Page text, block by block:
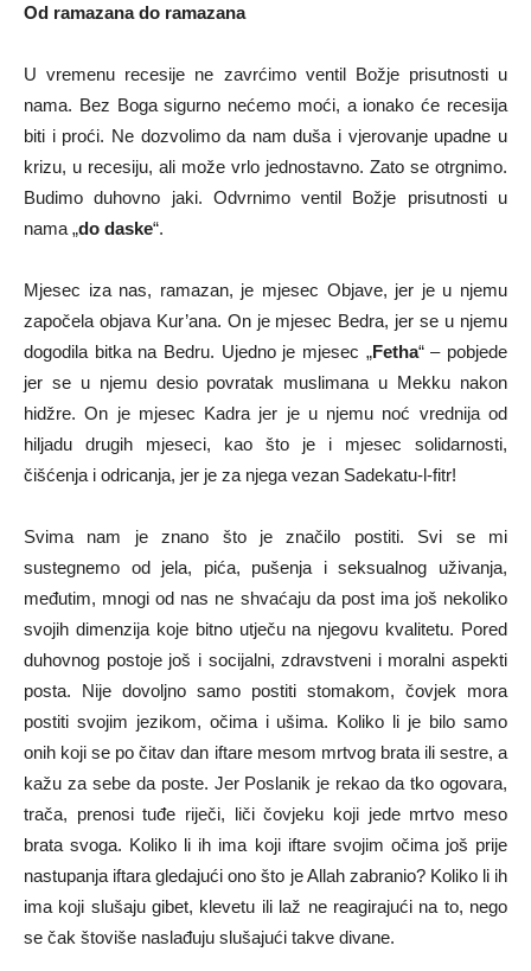
Od ramazana do ramazana
U vremenu recesije ne zavrćimo ventil Božje prisutnosti u
nama. Bez Boga sigurno nećemo moći, a ionako će recesija
biti i proći. Ne dozvolimo da nam duša i vjerovanje upadne u
krizu, u recesiju, ali može vrlo jednostavno. Zato se otrgnimo.
Budimo duhovno jaki. Odvrnimo ventil Božje prisutnosti u
nama „do daske“.
Mjesec iza nas, ramazan, je mjesec Objave, jer je u njemu
započela objava Kur’ana. On je mjesec Bedra, jer se u njemu
dogodila bitka na Bedru. Ujedno je mjesec „Fetha“ – pobjede
jer se u njemu desio povratak muslimana u Mekku nakon
hidžre. On je mjesec Kadra jer je u njemu noć vrednija od
hiljadu drugih mjeseci, kao što je i mjesec solidarnosti,
čišćenja i odricanja, jer je za njega vezan Sadekatu-l-fitr!
Svima nam je znano što je značilo postiti. Svi se mi
sustegnemo od jela, pića, pušenja i seksualnog uživanja,
međutim, mnogi od nas ne shvaćaju da post ima još nekoliko
svojih dimenzija koje bitno utječu na njegovu kvalitetu. Pored
duhovnog postoje još i socijalni, zdravstveni i moralni aspekti
posta. Nije dovoljno samo postiti stomakom, čovjek mora
postiti svojim jezikom, očima i ušima. Koliko li je bilo samo
onih koji se po čitav dan iftare mesom mrtvog brata ili sestre, a
kažu za sebe da poste. Jer Poslanik je rekao da tko ogovara,
trača, prenosi tuđe riječi, liči čovjeku koji jede mrtvo meso
brata svoga. Koliko li ih ima koji iftare svojim očima još prije
nastupanja iftara gledajući ono što je Allah zabranio? Koliko li ih
ima koji slušaju gibet, klevetu ili laž ne reagirajući na to, nego
se čak štoviše naslađuju slušajući takve divane.